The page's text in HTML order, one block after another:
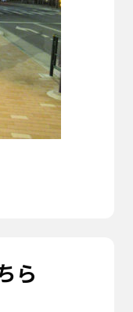
ら